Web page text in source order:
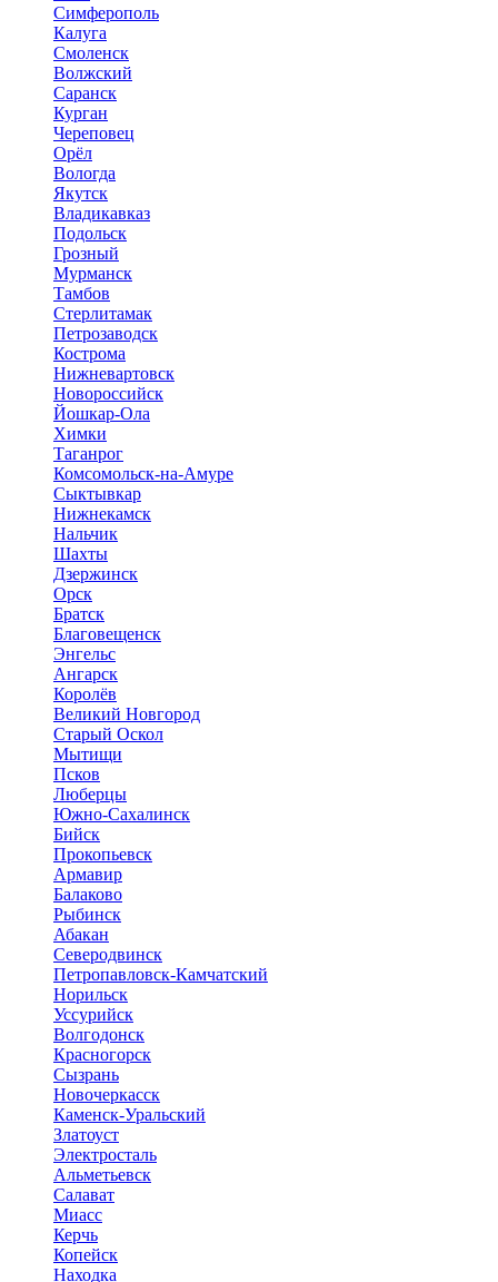
Симферополь
Калуга
Смоленск
Волжский
Саранск
Курган
Череповец
Орёл
Вологда
Якутск
Владикавказ
Подольск
Грозный
Мурманск
Тамбов
Стерлитамак
Петрозаводск
Кострома
Нижневартовск
Новороссийск
Йошкар-Ола
Химки
Таганрог
Комсомольск-на-Амуре
Сыктывкар
Нижнекамск
Нальчик
Шахты
Дзержинск
Орск
Братск
Благовещенск
Энгельс
Ангарск
Королёв
Великий Новгород
Старый Оскол
Мытищи
Псков
Люберцы
Южно-Сахалинск
Бийск
Прокопьевск
Армавир
Балаково
Рыбинск
Абакан
Северодвинск
Петропавловск-Камчатский
Норильск
Уссурийск
Волгодонск
Красногорск
Сызрань
Новочеркасск
Каменск-Уральский
Златоуст
Электросталь
Альметьевск
Салават
Миасс
Керчь
Копейск
Находка